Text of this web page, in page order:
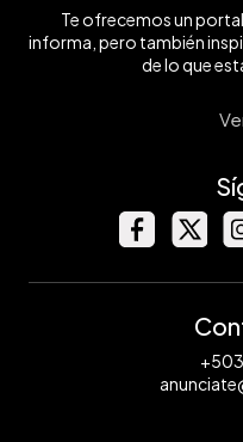
Te ofrecemos un
informa, pero también
de lo que